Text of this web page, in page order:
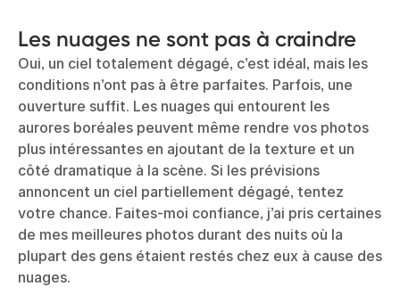
Les nuages ne sont pas à craindre
Oui, un ciel totalement dégagé, c’est idéal, mais les
conditions n’ont pas à être parfaites. Parfois, une
ouverture suffit. Les nuages qui entourent les
aurores boréales peuvent même rendre vos photos
plus intéressantes en ajoutant de la texture et un
côté dramatique à la scène. Si les prévisions
annoncent un ciel partiellement dégagé, tentez
votre chance. Faites-moi confiance, j’ai pris certaines
de mes meilleures photos durant des nuits où la
plupart des gens étaient restés chez eux à cause des
nuages.